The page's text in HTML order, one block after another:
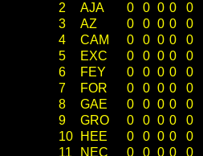
2
AJA 0 0 0 0
0
3
AZ 0 0 0 0
0
4
CAM 0 0 0 0
0
5
EXC 0 0 0 0
0
6
FEY 0 0 0 0
0
7
FOR 0 0 0 0
0
8
GAE 0 0 0 0
0
9
GRO 0 0 0 0
0
10
HEE 0 0 0 0
0
11
NEC 0 0 0 0 0